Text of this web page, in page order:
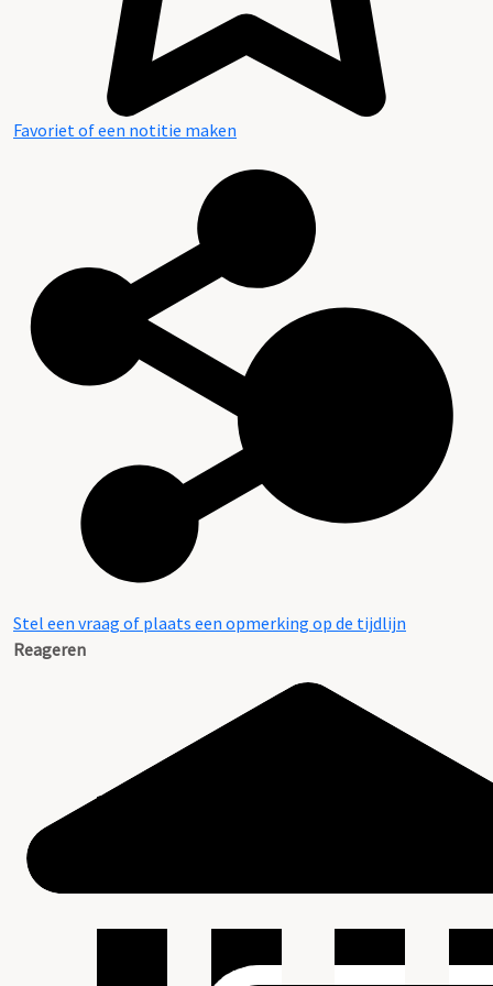
Favoriet of een notitie maken
Stel een vraag of plaats een opmerking op de tijdlijn
Reageren